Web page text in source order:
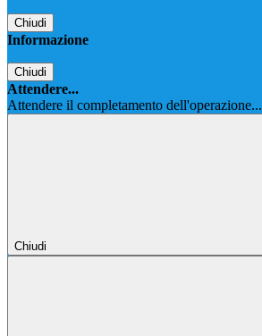
Chiudi
Informazione
Chiudi
Attendere...
Attendere il completamento dell'operazione...
Chiudi